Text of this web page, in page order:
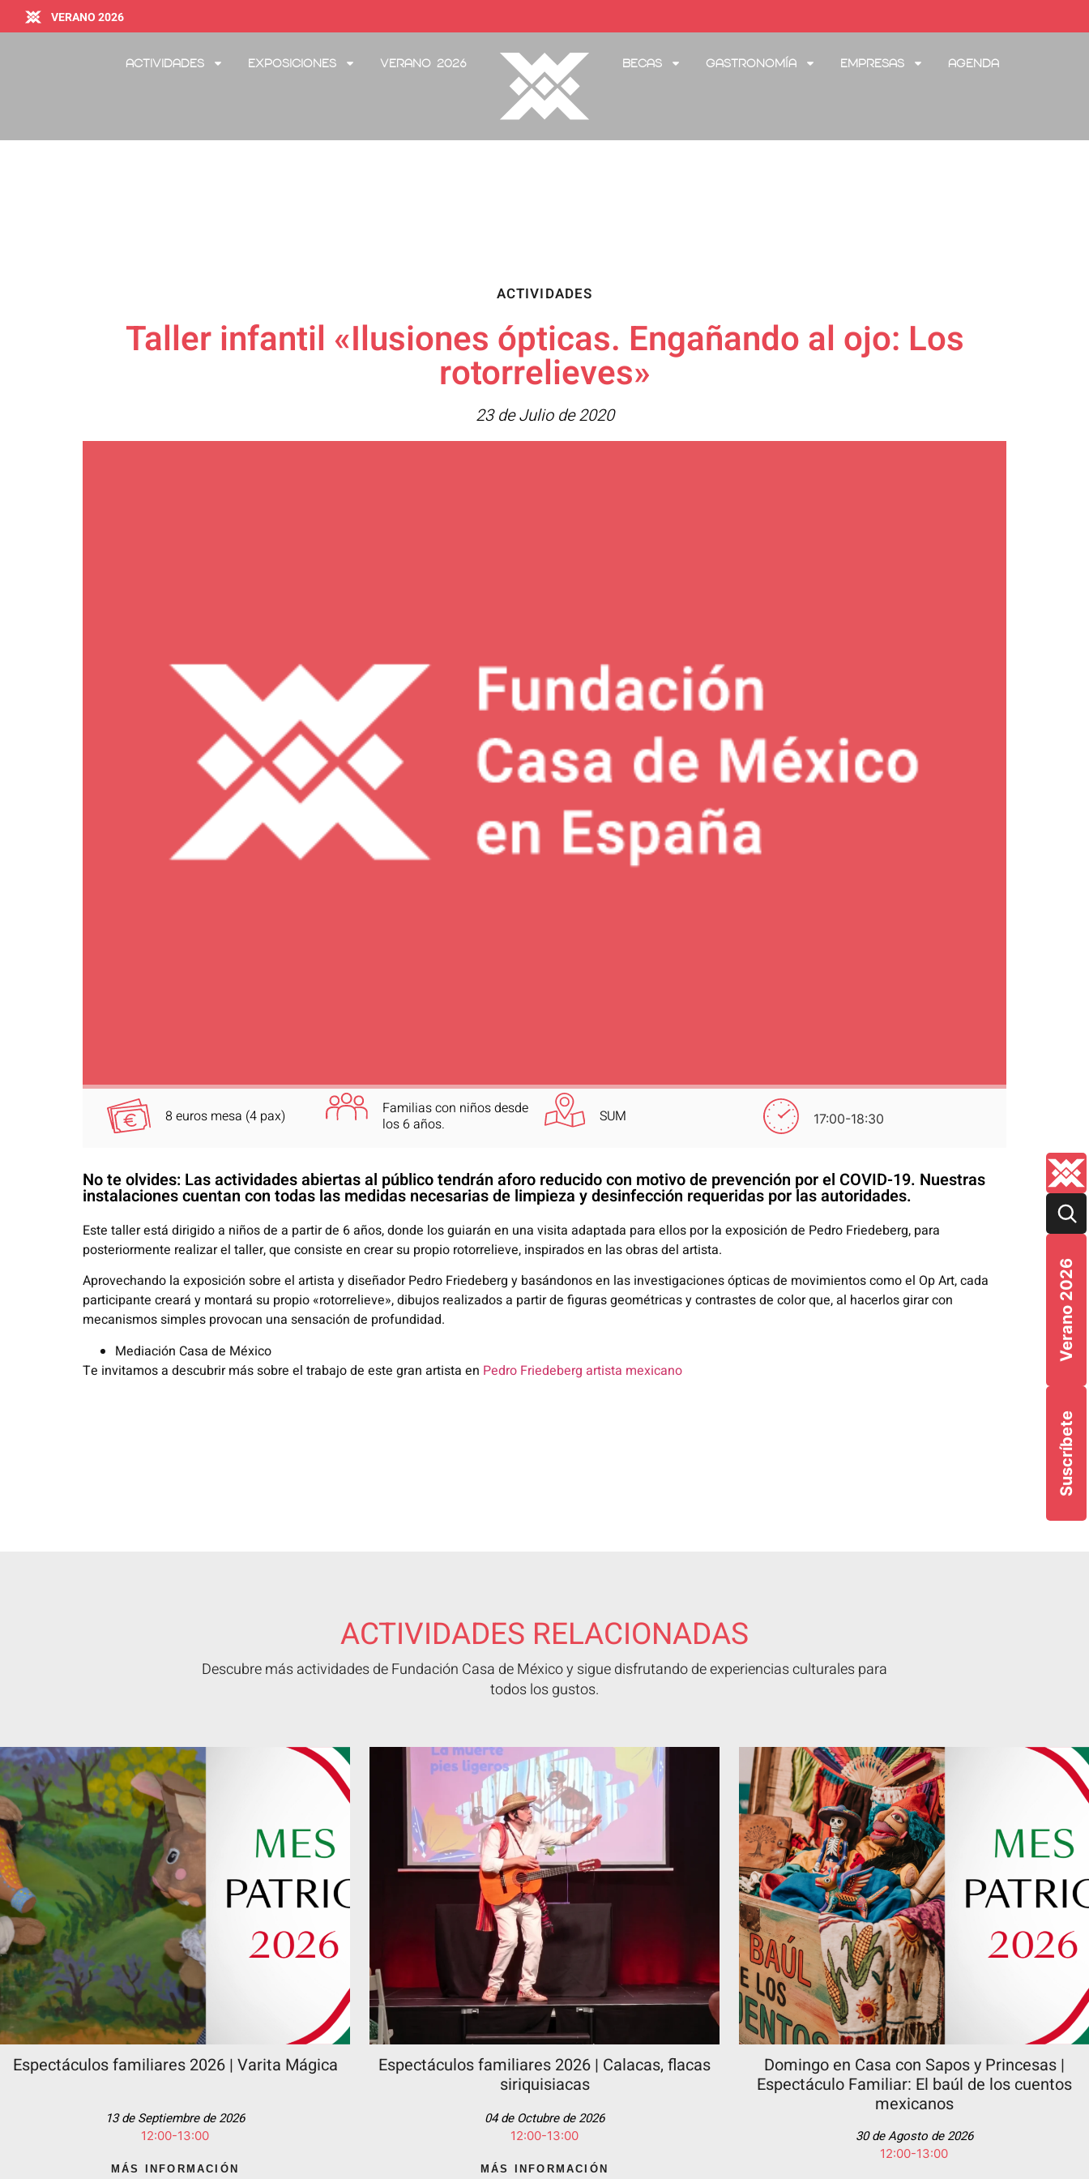
Suscríbete
Verano 2026
VERANO 2026
Actividades Exposiciones Verano 2026 Becas Gastronomía Empresas Agenda
ACTIVIDADES
Taller infantil «Ilusiones ópticas. Engañando al ojo: Los
rotorrelieves»
23 de Julio de 2020
8 euros mesa (4 pax)
Familias con niños desde
los 6 años.
SUM 17:00-18:30
No te olvides: Las actividades abiertas al público tendrán aforo reducido con motivo de prevención por el COVID-19. Nuestras
instalaciones cuentan con todas las medidas necesarias de limpieza y desinfección requeridas por las autoridades.
Este taller está dirigido a niños de a partir de 6 años, donde los guiarán en una visita adaptada para ellos por la exposición de Pedro Friedeberg, para
posteriormente realizar el taller, que consiste en crear su propio rotorrelieve, inspirados en las obras del artista.
Aprovechando la exposición sobre el artista y diseñador Pedro Friedeberg y basándonos en las investigaciones ópticas de movimientos como el Op Art, cada
participante creará y montará su propio «rotorrelieve», dibujos realizados a partir de figuras geométricas y contrastes de color que, al hacerlos girar con
mecanismos simples provocan una sensación de profundidad.
Mediación Casa de México
Te invitamos a descubrir más sobre el trabajo de este gran artista en Pedro Friedeberg artista mexicano
ACTIVIDADES RELACIONADAS
Descubre más actividades de Fundación Casa de México y sigue disfrutando de experiencias culturales para
todos los gustos.
Espectáculos familiares 2026 | Varita Mágica
13 de Septiembre de 2026
12:00-13:00
MÁS INFORMACIÓN
Espectáculos familiares 2026 | Calacas, flacas
siriquisiacas
04 de Octubre de 2026
12:00-13:00
MÁS INFORMACIÓN
Domingo en Casa con Sapos y Princesas |
Espectáculo Familiar: El baúl de los cuentos
mexicanos
30 de Agosto de 2026
12:00-13:00